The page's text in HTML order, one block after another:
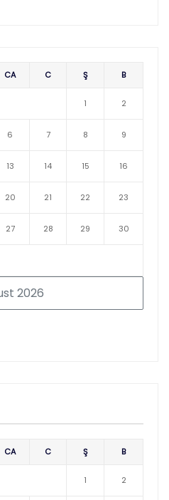
2026
CA C Ş B
1 2
6 7 8 9
13 14 15 16
20 21 22 23
27 28 29 30
CA C Ş B
1 2